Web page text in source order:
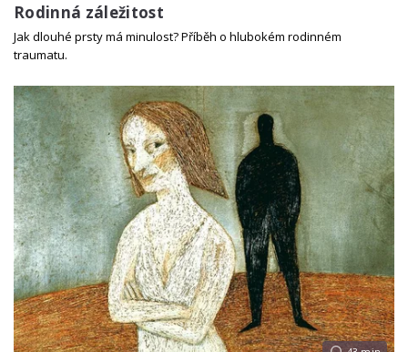
Rodinná záležitost
Jak dlouhé prsty má minulost? Příběh o hlubokém rodinném
traumatu.